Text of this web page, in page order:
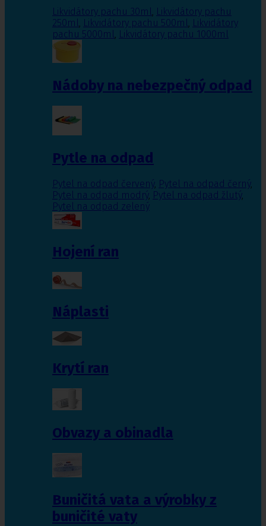
Likvidátory pachu 30ml, Likvidátory pachu
250ml, Likvidátory pachu 500ml, Likvidátory
pachu 5000ml, Likvidátory pachu 1000ml
Nádoby na nebezpečný odpad
Pytle na odpad
Pytel na odpad červený, Pytel na odpad černý,
Pytel na odpad modrý, Pytel na odpad žlutý,
Pytel na odpad zelený
Hojení ran
Náplasti
Krytí ran
Obvazy a obinadla
Buničitá vata a výrobky z
buničité vaty